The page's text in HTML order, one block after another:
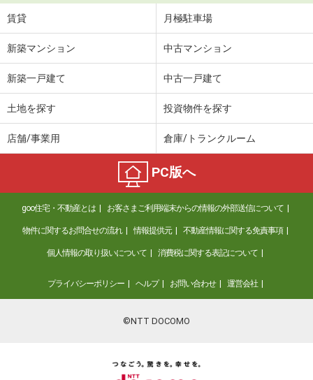
賃貸 月極駐車場
新築マンション 中古マンション
新築一戸建て 中古一戸建て
土地を探す 投資物件を探す
店舗/事業用 倉庫/トランクルーム
PC版へ
goo住宅・不動産とは お客さまご利用端末からの情報の外部送信について
物件に関するお問合せの流れ 情報提供元 不動産情報に関する免責事項
個人情報の取り扱いについて 消費税に関する表記について
プライバシーポリシー ヘルプ お問い合わせ 運営会社
©NTT DOCOMO